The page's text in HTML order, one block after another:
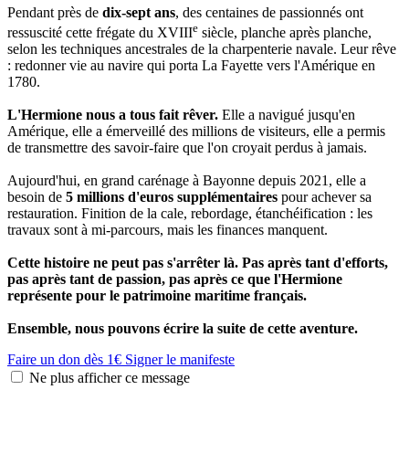
Pendant près de dix-sept ans, des centaines de passionnés ont
ressuscité cette frégate du XVIIIe siècle, planche après planche,
selon les techniques ancestrales de la charpenterie navale. Leur rêve
: redonner vie au navire qui porta La Fayette vers l'Amérique en
1780.
L'Hermione nous a tous fait rêver. Elle a navigué jusqu'en
Amérique, elle a émerveillé des millions de visiteurs, elle a permis
de transmettre des savoir-faire que l'on croyait perdus à jamais.
Aujourd'hui, en grand carénage à Bayonne depuis 2021, elle a
besoin de 5 millions d'euros supplémentaires pour achever sa
restauration. Finition de la cale, rebordage, étanchéification : les
travaux sont à mi-parcours, mais les finances manquent.
Cette histoire ne peut pas s'arrêter là. Pas après tant d'efforts,
pas après tant de passion, pas après ce que l'Hermione
représente pour le patrimoine maritime français.
Ensemble, nous pouvons écrire la suite de cette aventure.
Faire un don dès 1€ Signer le manifeste
Ne plus afficher ce message